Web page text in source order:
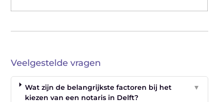
Veelgestelde vragen
Wat zijn de belangrijkste factoren bij het
kiezen van een notaris in Delft?
▼